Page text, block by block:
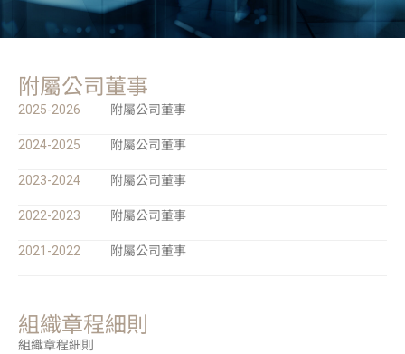
附屬公司董事
2025-2026 附屬公司董事
2024-2025 附屬公司董事
2023-2024 附屬公司董事
2022-2023 附屬公司董事
2021-2022 附屬公司董事
組織章程細則
組織章程細則